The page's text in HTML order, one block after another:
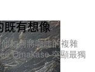
既有想像
如何將咖啡的複雜
Omakase 突顯最獨